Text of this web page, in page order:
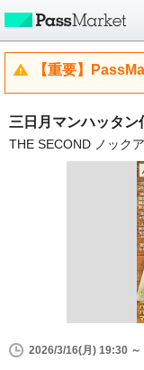
【重要】
三日月マンハッタ
THE SECOND ノック
2026/3/16(月) 19:30